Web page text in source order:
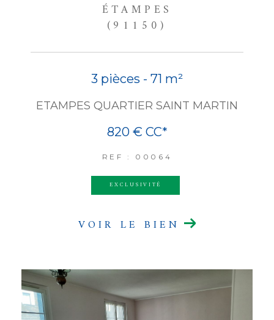
ÉTAMPES
(91150)
3 pièces - 71 m²
ETAMPES QUARTIER SAINT MARTIN
820 € CC*
REF : 00064
EXCLUSIVITÉ
VOIR LE BIEN